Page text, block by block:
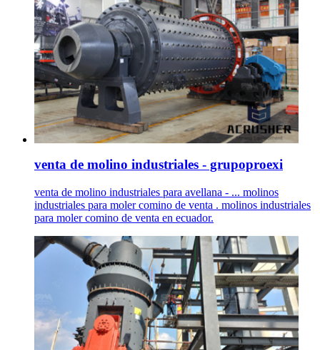
venta de molino industriales - grupoproexi
venta de molino industriales para avellana - ... molinos
industriales para moler comino de venta . molinos industriales
para moler comino de venta en ecuador.